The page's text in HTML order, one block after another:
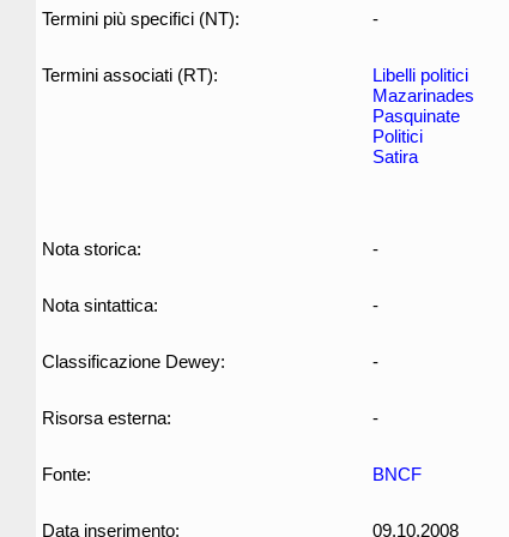
Termini più specifici (NT): -
Termini associati (RT):
Libelli politici
Mazarinades
Pasquinate
Politici
Satira
Nota storica: -
Nota sintattica: -
Classificazione Dewey: -
Risorsa esterna: -
Fonte: BNCF
Data inserimento: 09.10.2008